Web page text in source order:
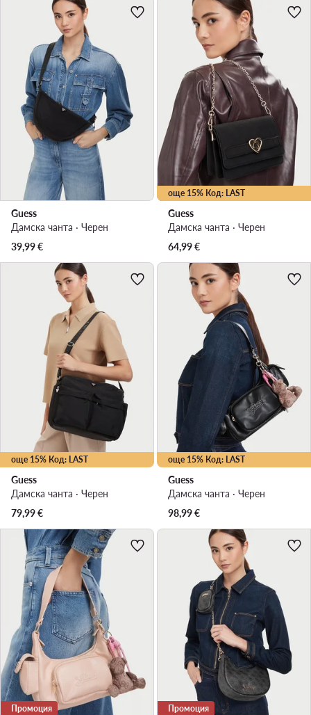
Guess
Дамска чанта · Черен
39,99€
още 15% Код: LAST
Guess
Дамска чанта · Черен
64,99€
още 15% Код: LAST
Guess
Дамска чанта · Черен
79,99€
още 15% Код: LAST
Guess
Дамска чанта · Черен
98,99€
Промоция Промоция